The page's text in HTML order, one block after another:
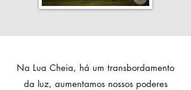
Na Lua Cheia, há um transbordamento
da luz, aumentamos nossos poderes